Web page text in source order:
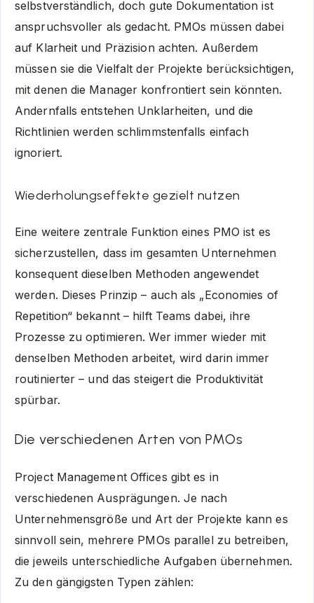
selbstverständlich, doch gute Dokumentation ist
anspruchsvoller als gedacht. PMOs müssen dabei
auf Klarheit und Präzision achten. Außerdem
müssen sie die Vielfalt der Projekte berücksichtigen,
mit denen die Manager konfrontiert sein könnten.
Andernfalls entstehen Unklarheiten, und die
Richtlinien werden schlimmstenfalls einfach
ignoriert.
Wiederholungseffekte gezielt nutzen
Eine weitere zentrale Funktion eines PMO ist es
sicherzustellen, dass im gesamten Unternehmen
konsequent dieselben Methoden angewendet
werden. Dieses Prinzip – auch als „Economies of
Repetition“ bekannt – hilft Teams dabei, ihre
Prozesse zu optimieren. Wer immer wieder mit
denselben Methoden arbeitet, wird darin immer
routinierter – und das steigert die Produktivität
spürbar.
Die verschiedenen Arten von PMOs
Project Management Offices gibt es in
verschiedenen Ausprägungen. Je nach
Unternehmensgröße und Art der Projekte kann es
sinnvoll sein, mehrere PMOs parallel zu betreiben,
die jeweils unterschiedliche Aufgaben übernehmen.
Zu den gängigsten Typen zählen: